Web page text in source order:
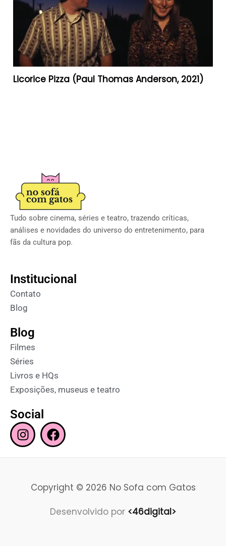
Licorice Pizza (Paul Thomas Anderson, 2021)
Tudo sobre cinema, séries e teatro, trazendo críticas,
análises e novidades do universo do entretenimento, para
fãs da cultura pop.
Institucional
Contato
Blog
Blog
Filmes
Séries
Livros e HQs
Exposições, museus e teatro
Social
I
n
s
F
a
c
o
o
k
Copyright © 2026 No Sofa com Gatos
Desenvolvido por <46digital>